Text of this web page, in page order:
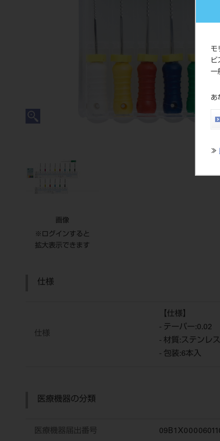
モ
ビ
一
あ
≫
画像
※ログインすると
拡大表示できます
仕様
仕様
【仕様】
- テーパー:0.02
- 材質:ステンレ
- 包装:6本入
医療機器の分類
医療機器届出番号